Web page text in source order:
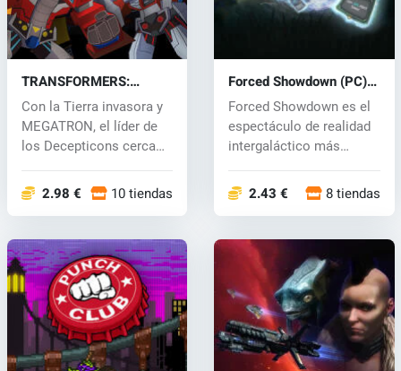
TRANSFORMERS:
BATTLEGROUNDS (PC)
key
Con la Tierra invasora y
MEGATRON, el líder de
los Decepticons cerca
2.98 € 10 tiendas
Forced Showdown (PC)
CD key
Forced Showdown es el
espectáculo de realidad
intergaláctico más
2.43 € 8 tiendas